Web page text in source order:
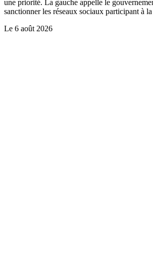
une priorité. La gauche appelle le
sanctionner les réseaux sociaux participant à
Le 6 août 2026